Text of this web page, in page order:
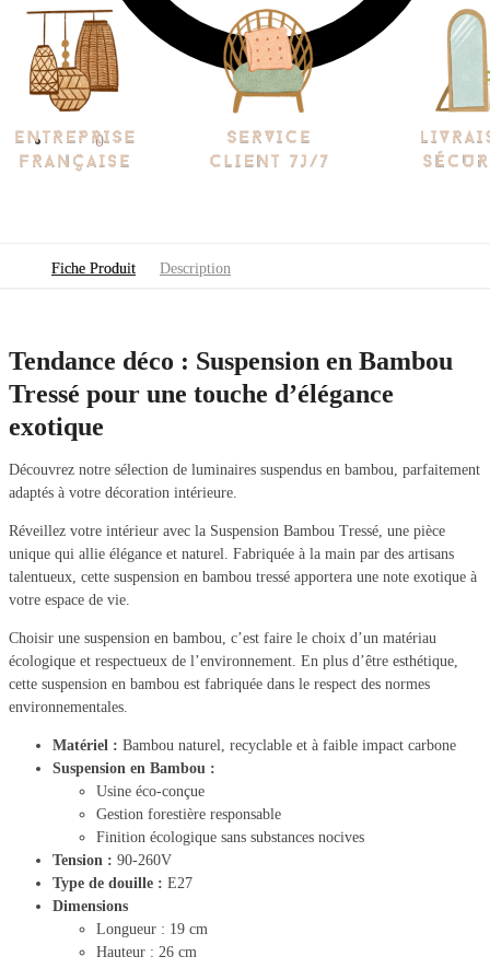
0.00€ 0
Fiche Produit Description
Tendance déco : Suspension en Bambou
Tressé pour une touche d’élégance
exotique
Découvrez notre sélection de luminaires suspendus en bambou, parfaitement
adaptés à votre décoration intérieure.
Réveillez votre intérieur avec la Suspension Bambou Tressé, une pièce
unique qui allie élégance et naturel. Fabriquée à la main par des artisans
talentueux, cette suspension en bambou tressé apportera une note exotique à
votre espace de vie.
Choisir une suspension en bambou, c’est faire le choix d’un matériau
écologique et respectueux de l’environnement. En plus d’être esthétique,
cette suspension en bambou est fabriquée dans le respect des normes
environnementales.
Matériel : Bambou naturel, recyclable et à faible impact carbone
Suspension en Bambou :
Usine éco-conçue
Gestion forestière responsable
Finition écologique sans substances nocives
Tension : 90-260V
Type de douille : E27
Dimensions
Longueur : 19 cm
Hauteur : 26 cm